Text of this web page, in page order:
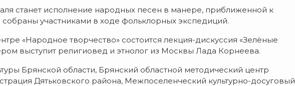
станет исполнение народных песен в манере, приближенной к
участниками в ходе фольклорных экспедиций.
«Народное творчество» состоится лекция-дискуссия «Зелёные
выступит религиовед и этнолог из Москвы Лада Корнеева.
Брянской области, Брянский областной методический центр
Дятьковского района, Межпоселенческий культурно-досуговый